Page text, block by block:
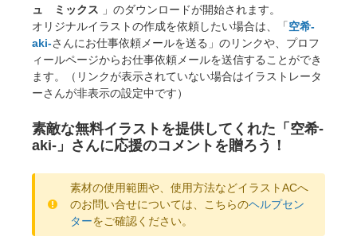
ュ ミックス 」のダウンロードが開始されます。
オリジナルイラストの作成を依頼したい場合は、「空希-
aki-さんにお仕事依頼メールを送る」のリンクや、プロフ
ィールページからお仕事依頼メールを送信することができ
ます。（リンクが表示されていない場合はイラストレータ
ーさんが非表示の設定中です）
素敵な無料イラストを提供してくれた「空希-
aki-」さんに応援のコメントを贈ろう！
素材の使用範囲や、使用方法などイラストACへ
のお問い合せについては、こちらのヘルプセン
ターをご確認ください。